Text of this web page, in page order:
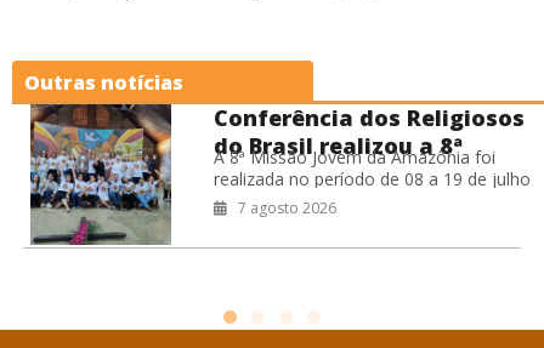
Outras notícias
Conferência dos Religiosos
do Brasil realizou a 8ª
Missão Jovem na Amazônia
A 8ª Missão Jovem da Amazônia foi
realizada no período de 08 a 19 de julho
de 2026, na Prelazia de São Félix do
7 agosto 2026